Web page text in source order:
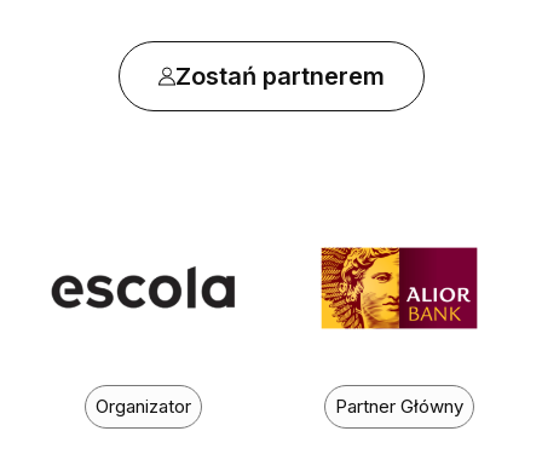
Zostań partnerem
Organizator Partner Główny